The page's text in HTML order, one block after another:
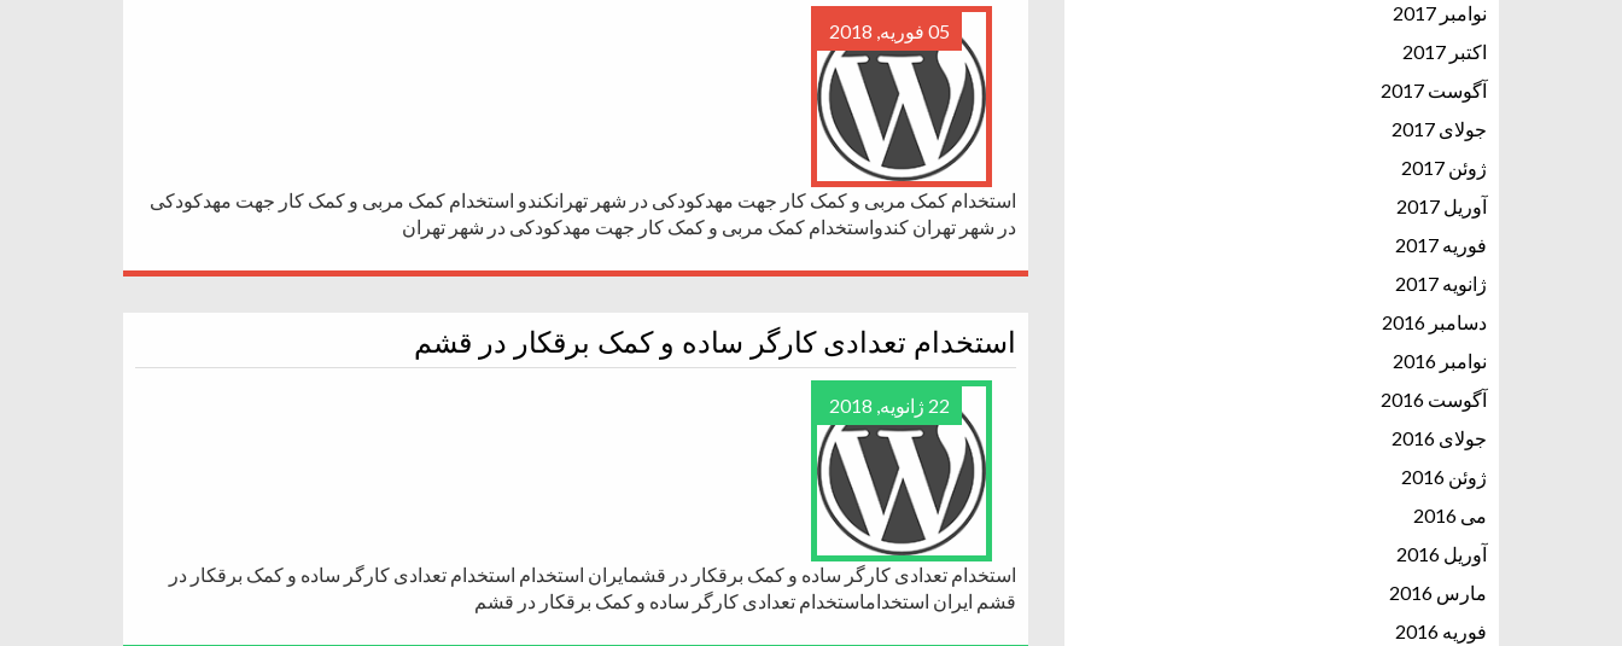
05 فوریه, 2018
استخدام کمک مربی و کمک کار جهت مهدکودکی در شهر تهرانکندو استخدام کمک مربی و کمک کار جهت مهدکودکی
در شهر تهران کندواستخدام کمک مربی و کمک کار جهت مهدکودکی در شهر تهران
استخدام تعدادی کارگر ساده و کمک برقکار در قشم
22 ژانویه, 2018
استخدام تعدادی کارگر ساده و کمک برقکار در قشمایران استخدام استخدام تعدادی کارگر ساده و کمک برقکار در
قشم ایران استخداماستخدام تعدادی کارگر ساده و کمک برقکار در قشم
نوامبر 2017
اکتبر 2017
آگوست 2017
جولای 2017
ژوئن 2017
آوریل 2017
فوریه 2017
ژانویه 2017
دسامبر 2016
نوامبر 2016
آگوست 2016
جولای 2016
ژوئن 2016
می 2016
آوریل 2016
مارس 2016
فوریه 2016